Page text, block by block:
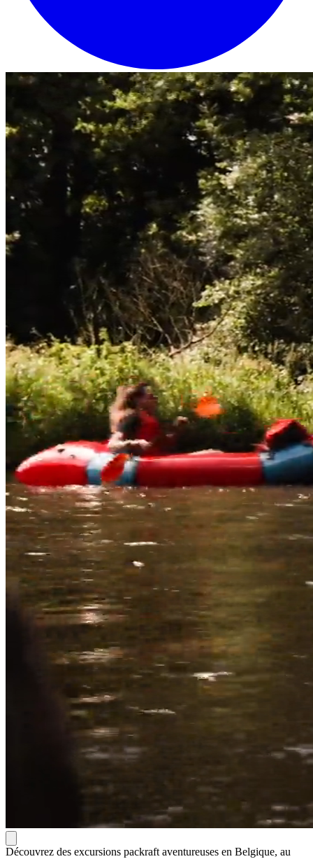
Découvrez des excursions packraft aventureuses en Belgique, au